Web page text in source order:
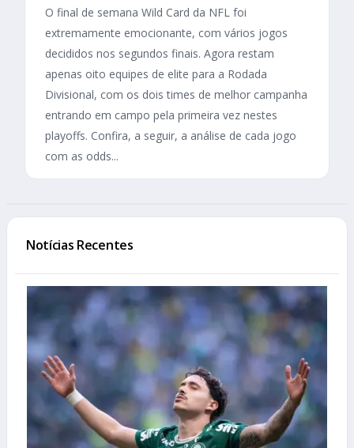
O final de semana Wild Card da NFL foi
extremamente emocionante, com vários jogos
decididos nos segundos finais. Agora restam
apenas oito equipes de elite para a Rodada
Divisional, com os dois times de melhor campanha
entrando em campo pela primeira vez nestes
playoffs. Confira, a seguir, a análise de cada jogo
com as odds...
Notícias Recentes